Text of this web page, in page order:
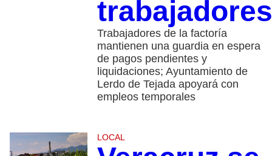
trabajadores
Trabajadores de la factoría
mantienen una guardia en espera
de pagos pendientes y
liquidaciones; Ayuntamiento de
Lerdo de Tejada apoyará con
empleos temporales
LOCAL